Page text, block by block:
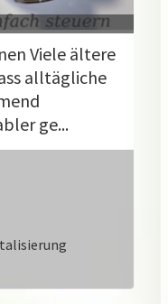
Viele ältere
alltägliche
ge...